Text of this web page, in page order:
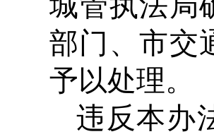
部门、市交
予以处理。
违反本办